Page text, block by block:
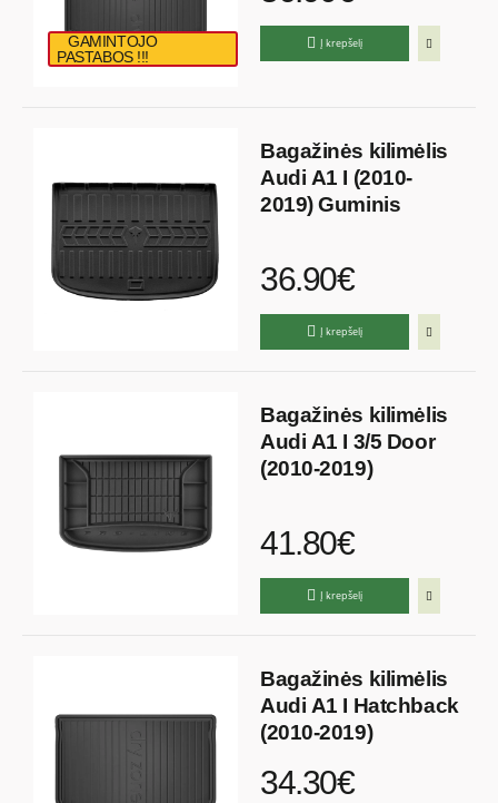
GAMINTOJO
PASTABOS !!!
Į krepšelį
Bagažinės kilimėlis
Audi A1 I (2010-
2019) Guminis
36.90€
Į krepšelį
Bagažinės kilimėlis
Audi A1 I 3/5 Door
(2010-2019)
41.80€
Į krepšelį
Bagažinės kilimėlis
Audi A1 I Hatchback
(2010-2019)
34.30€